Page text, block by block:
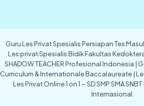
o
e
t
e
r
p
r
a
m
Guru Les Privat Spesialis Persiapan Tes
Les privat Spesialis Bidik Fakultas
SHADOW TEACHER Profesional Indonesia |
Curriculum & Internationale Baccalaureate |
Les Privat Online 1 on 1 – SD SMP SMA
Internasional.